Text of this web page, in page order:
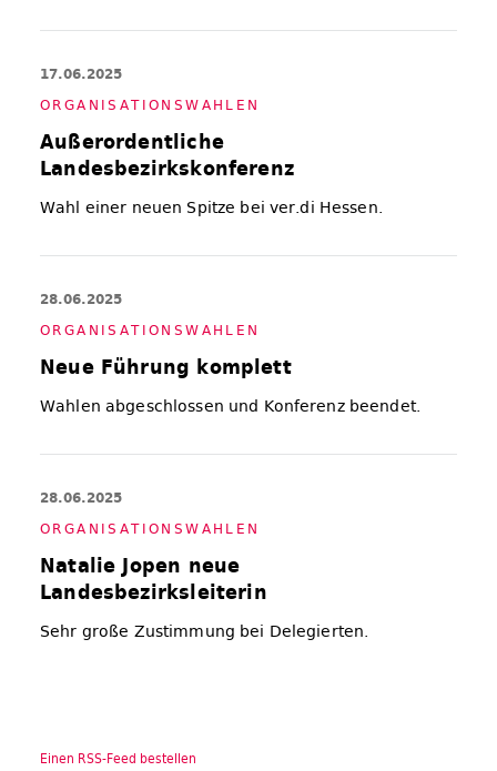
17.06.2025
OR­GA­NI­SA­TI­ONS­WAH­LEN
Außerordentliche
Landesbezirkskonferenz
Wahl einer neuen Spitze bei ver.di Hessen.
28.06.2025
OR­GA­NI­SA­TI­ONS­WAH­LEN
Neue Führung komplett
Wahlen abgeschlossen und Konferenz beendet.
28.06.2025
OR­GA­NI­SA­TI­ONS­WAH­LEN
Natalie Jopen neue
Landesbezirksleiterin
Sehr große Zustimmung bei Delegierten.
Einen RSS-Feed bestellen